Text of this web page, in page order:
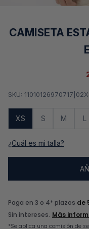
CAMISETA
SKU:
XS S M L
¿Cuál es mi talla?